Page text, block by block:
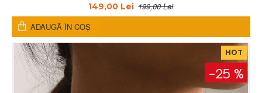
149,00 Lei 199,00 Lei
ADAUGĂ ÎN COŞ
HOT
-25 %